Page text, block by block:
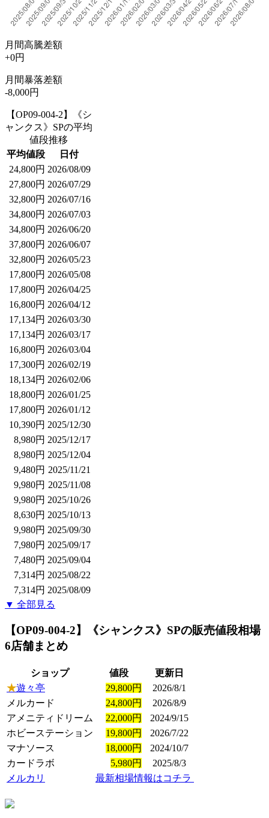
月間高騰差額
+0円
月間暴落差額
-8,000円
【OP09-004-2】《シ
ャンクス》SPの平均
値段推移
平均値段
日付
24,800円 2026/08/09
27,800円 2026/07/29
32,800円 2026/07/16
34,800円 2026/07/03
34,800円 2026/06/20
37,800円 2026/06/07
32,800円 2026/05/23
17,800円 2026/05/08
17,800円 2026/04/25
16,800円 2026/04/12
17,134円 2026/03/30
17,134円 2026/03/17
16,800円 2026/03/04
17,300円 2026/02/19
18,134円 2026/02/06
18,800円 2026/01/25
17,800円 2026/01/12
10,390円 2025/12/30
8,980円 2025/12/17
8,980円 2025/12/04
9,480円 2025/11/21
9,980円 2025/11/08
9,980円 2025/10/26
8,630円 2025/10/13
9,980円 2025/09/30
7,980円 2025/09/17
7,480円 2025/09/04
7,314円 2025/08/22
7,314円 2025/08/09
▼ 全部見る
【OP09-004-2】《シャンクス》SPの販売値段相場
6店舗まとめ
ショップ 値段
更新日
★遊々亭 29,800円
2026/8/1
メルカード
24,800円
2026/8/9
アメニティドリーム
22,000円
2024/9/15
ホビーステーション
19,800円
2026/7/22
マナソース
18,000円
2024/10/7
カードラボ
5,980円
2025/8/3
メルカリ
最新相場情報はコチラ